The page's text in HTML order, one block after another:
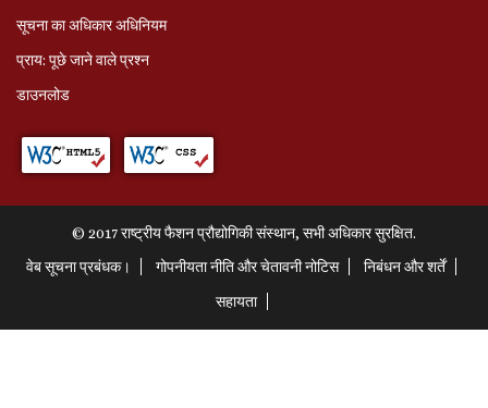
सूचना का अधिकार अधिनियम
प्राय: पूछे जाने वाले प्रश्‍न
डाउनलोड
© 2017 राष्ट्रीय फैशन प्रौद्योगिकी संस्थान, सभी अधिकार सुरक्षित.
वेब सूचना प्रबंधक।
गोपनीयता नीति और चेतावनी नोटिस
निबंधन और शर्तें
सहायता